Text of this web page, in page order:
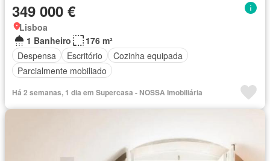
349 000 €
Lisboa
1 Banheiro
176 m²
Despensa
Escritório
Cozinha equipada
Parcialmente mobiliado
Há 2 semanas, 1 dia em Supercasa - NOSSA Imobiliária